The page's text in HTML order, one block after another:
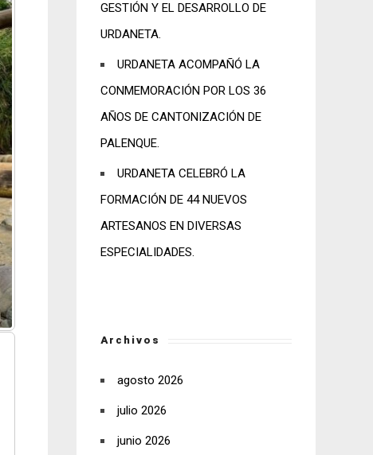
GESTIÓN Y EL DESARROLLO DE
URDANETA.
URDANETA ACOMPAÑÓ LA
CONMEMORACIÓN POR LOS 36
AÑOS DE CANTONIZACIÓN DE
PALENQUE.
URDANETA CELEBRÓ LA
FORMACIÓN DE 44 NUEVOS
ARTESANOS EN DIVERSAS
ESPECIALIDADES.
Archivos
agosto 2026
julio 2026
junio 2026